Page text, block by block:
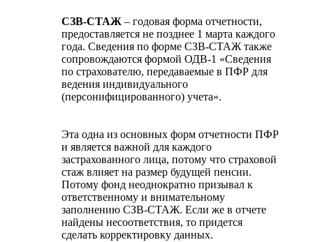
СЗВ-СТАЖ – годовая форма отчетности,
предоставляется не позднее 1 марта каждого
года. Сведения по форме СЗВ-СТАЖ также
сопровождаются формой ОДВ-1 «Сведения
по страхователю, передаваемые в ПФР для
ведения индивидуального
(персонифицированного) учета».
Эта одна из основных форм отчетности ПФР
и является важной для каждого
застрахованного лица, потому что страховой
стаж влияет на размер будущей пенсии.
Потому фонд неоднократно призывал к
ответственному и внимательному
заполнению СЗВ-СТАЖ. Если же в отчете
найдены несоответствия, то придется
сделать корректировку данных.